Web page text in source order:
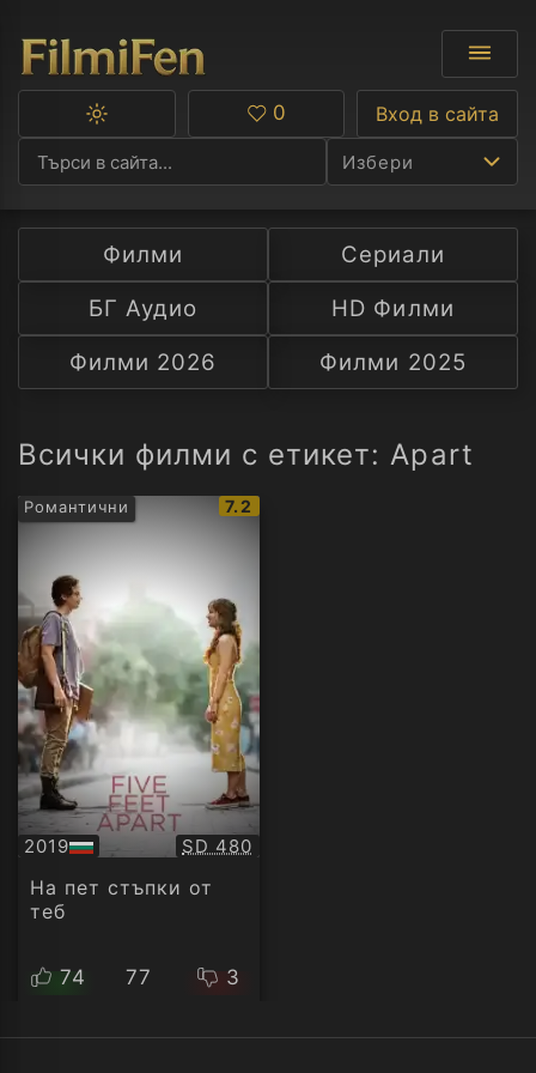
Избери
Ф
С
А
Превключване
тъмна
тема
Любими
0 Вход в сайта
Филми
Сериали
БГ Аудио
HD Филми
Филми 2026
Филми 2025
Всички филми с етикет: Apart
Романтични
IMDb
7.2
2019
БГ
аудио
Качество:
SD 480
На пет стъпки от
теб
74 77 3